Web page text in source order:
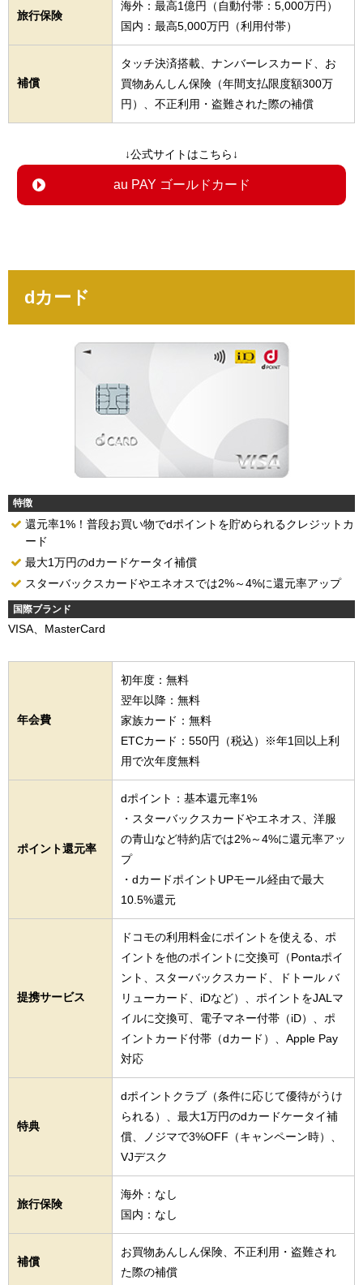
旅行保険
海外：最高1億円（自動付帯：5,000万円）
国内：最高5,000万円（利用付帯）
補償
タッチ決済搭載、ナンバーレスカード、お
買物あんしん保険（年間支払限度額300万
円）、不正利用・盗難された際の補償
↓公式サイトはこちら↓
au PAY ゴールドカード
dカード
特徴
還元率1%！普段お買い物でdポイントを貯められるクレジットカ
ード
最大1万円のdカードケータイ補償
スターバックスカードやエネオスでは2%～4%に還元率アップ
国際ブランド
VISA、MasterCard
年会費
初年度：無料
翌年以降：無料
家族カード：無料
ETCカード：550円（税込）※年1回以上利
用で次年度無料
ポイント還元率
dポイント：基本還元率1%
・スターバックスカードやエネオス、洋服
の青山など特約店では2%～4%に還元率アッ
プ
・dカードポイントUPモール経由で最大
10.5%還元
提携サービス
ドコモの利用料金にポイントを使える、ポ
イントを他のポイントに交換可（Pontaポイ
ント、スターバックスカード、ドトール バ
リューカード、iDなど）、ポイントをJALマ
イルに交換可、電子マネー付帯（iD）、ポ
イントカード付帯（dカード）、Apple Pay
対応
特典
dポイントクラブ（条件に応じて優待がうけ
られる）、最大1万円のdカードケータイ補
償、ノジマで3%OFF（キャンペーン時）、
VJデスク
旅行保険
海外：なし
国内：なし
補償
お買物あんしん保険、不正利用・盗難され
た際の補償